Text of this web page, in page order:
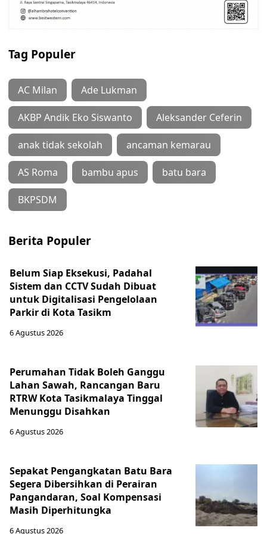
Tag Populer
AC Milan Ade Lukman
AKBP Andik Eko Siswanto Aleksander Ceferin
anak tidak sekolah ancaman kemarau
AS Roma bambu apus batu bara
BKPSDM
Berita Populer
Belum Siap Eksekusi, Padahal
Sistem dan CCTV Sudah Dibuat
untuk Digitalisasi Pengelolaan
Parkir di Kota Tasikm
6 Agustus 2026
Perumahan Tidak Boleh Ganggu
Lahan Sawah, Rancangan Baru
RTRW Kota Tasikmalaya Tinggal
Menunggu Disahkan
6 Agustus 2026
Sepakat Pengangkatan Batu Bara
Segera Dibersihkan di Perairan
Pangandaran, Soal Kompensasi
Masih Diperhitungka
6 Agustus 2026